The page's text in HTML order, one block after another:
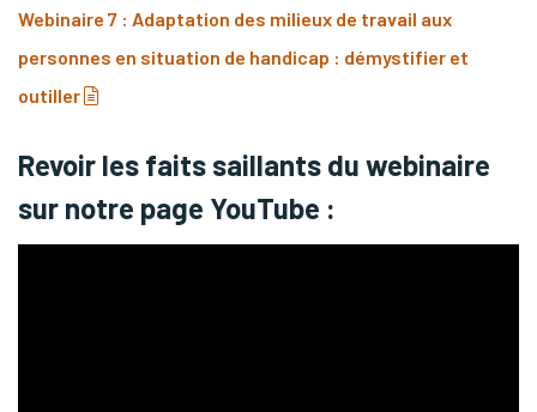
Webinaire 7 : Adaptation des milieux de travail aux
personnes en situation de handicap : démystifier et
outiller
(pdf)
Revoir les faits saillants du webinaire
sur notre page YouTube :